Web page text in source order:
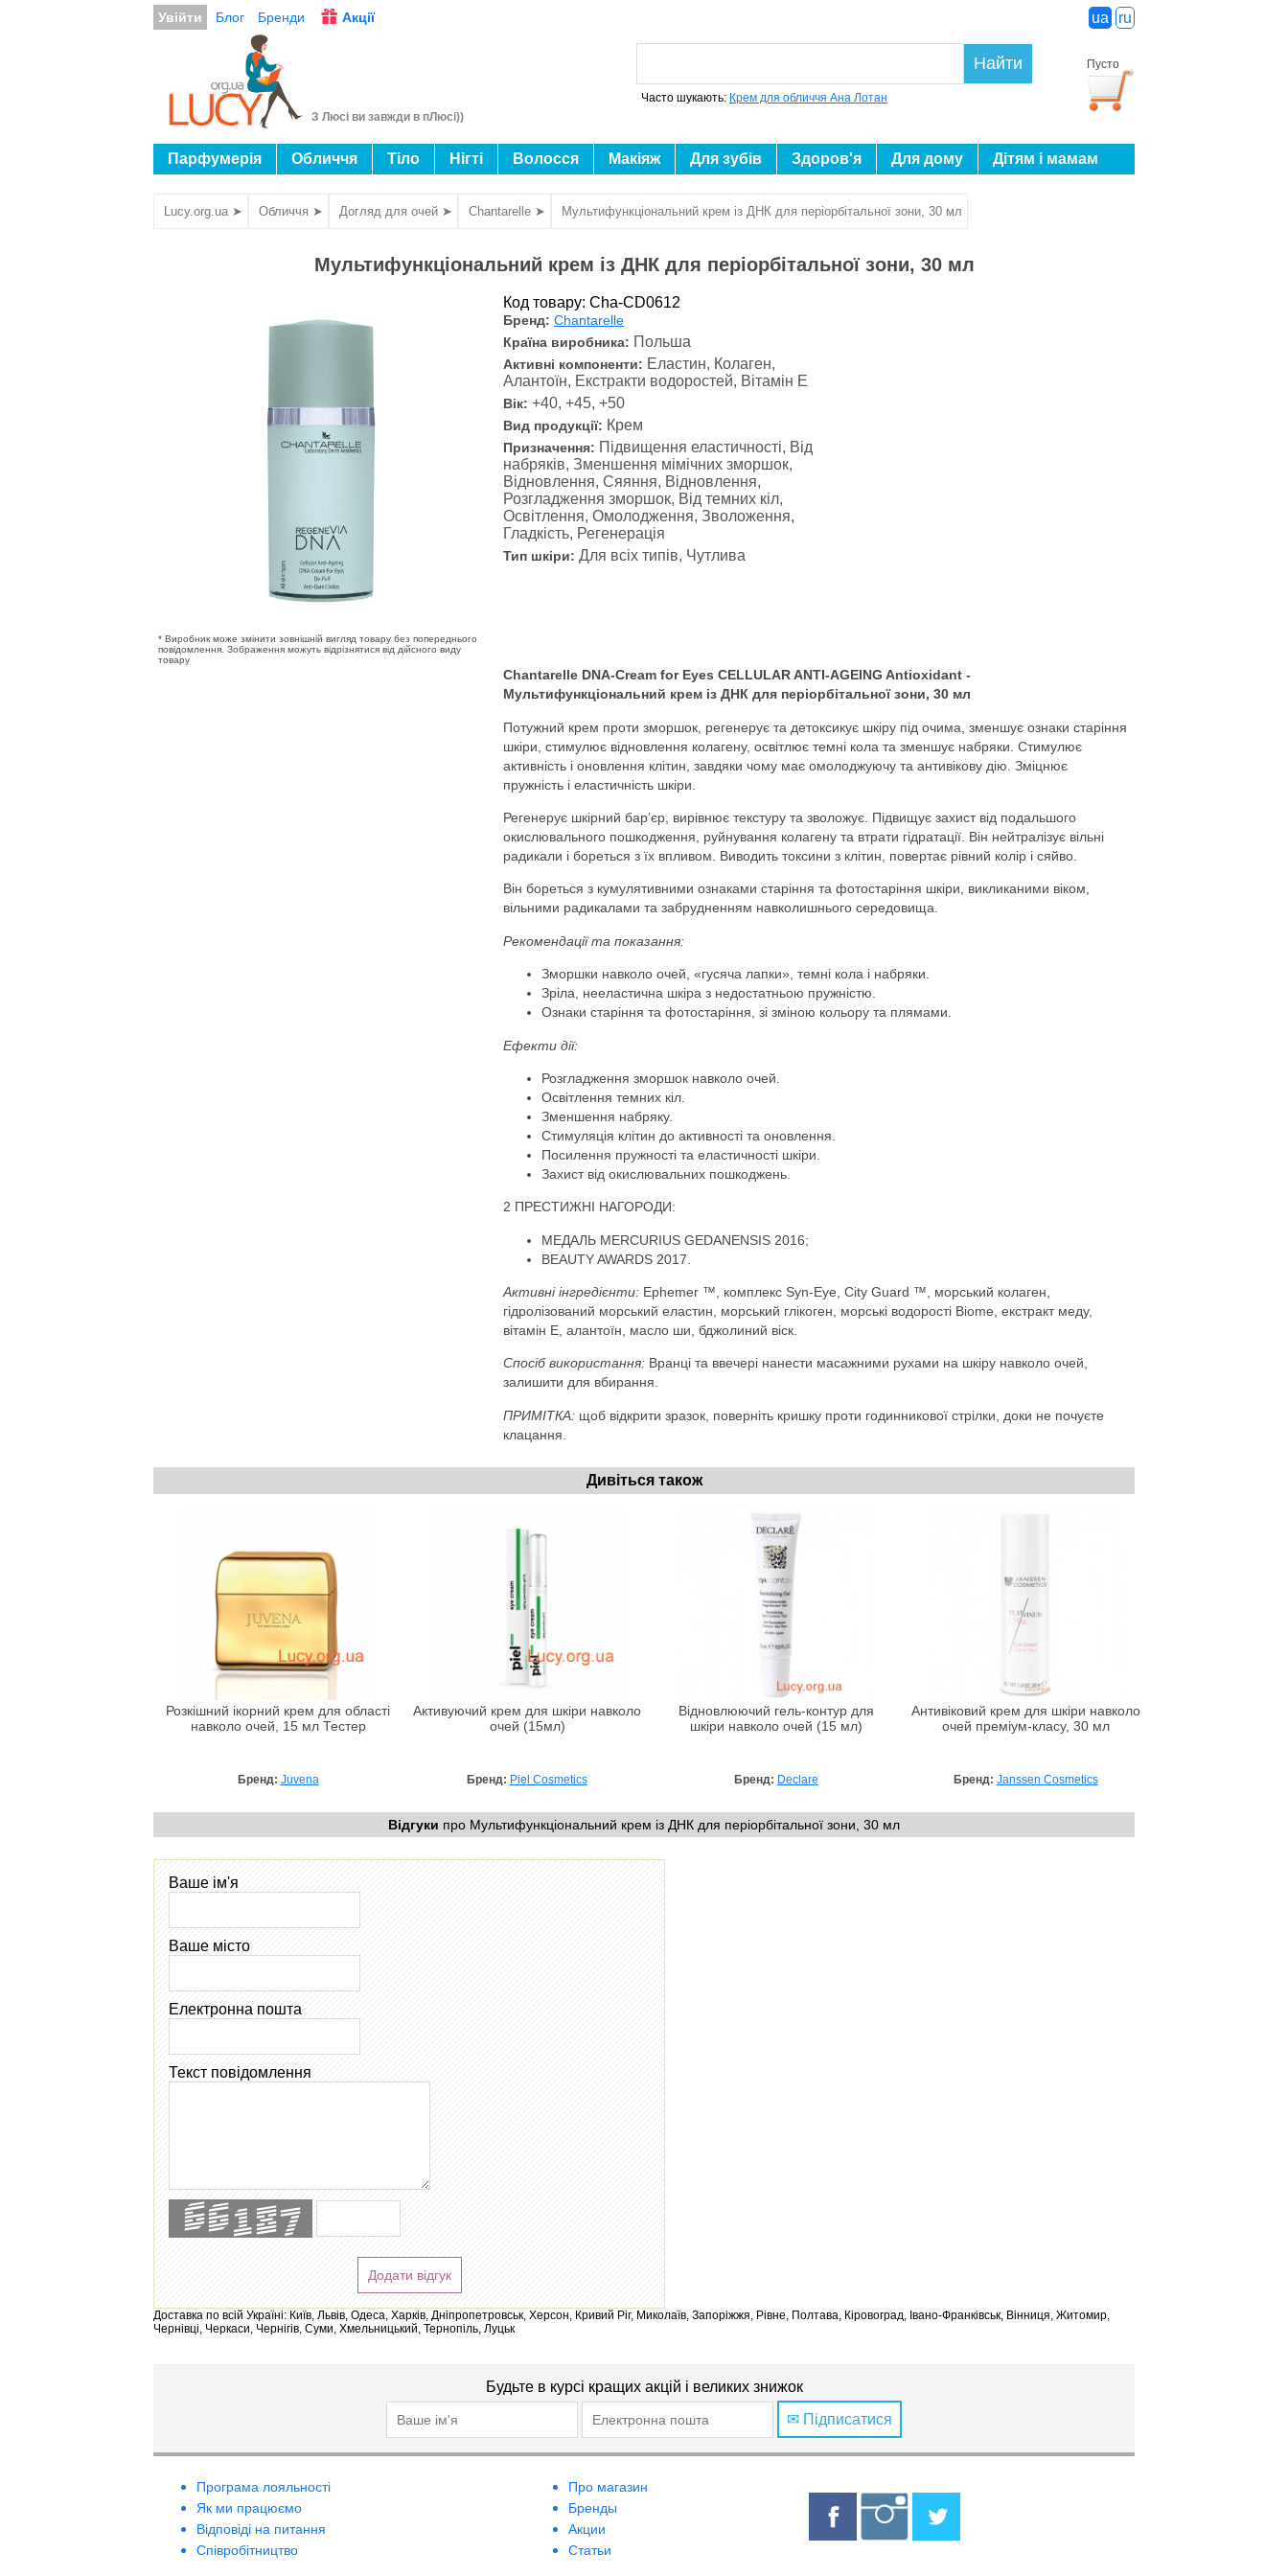
Увійти Блог Бренди Акції ua ru
З Люсі ви завжди в пЛюсі))
Пусто
Найти
Часто шукають: Крем для обличчя Ана Лотан
Парфумерія Обличчя Тіло Нігті Волосся Макіяж Для зубів Здоров'я Для дому Дітям і мамам
Lucy.org.ua ➤ Обличчя ➤ Догляд для очей ➤ Chantarelle ➤ Мультифункціональний крем із ДНК для періорбітальної зони, 30 мл
Мультифункціональний крем із ДНК для періорбітальної зони, 30 мл
* Виробник може змінити зовнішній вигляд товару без попереднього
повідомлення. Зображення можуть відрізнятися від дійсного виду
товару
Код товару: Cha-CD0612
Бренд: Chantarelle
Країна виробника: Польша
Активні компоненти: Еластин, Колаген,
Алантоїн, Екстракти водоростей, Вітамін Е
Вік: +40, +45, +50
Вид продукції: Крем
Призначення: Підвищення еластичності, Від
набряків, Зменшення мімічних зморшок,
Відновлення, Сяяння, Відновлення,
Розгладження зморшок, Від темних кіл,
Освітлення, Омолодження, Зволоження,
Гладкість, Регенерація
Тип шкіри: Для всіх типів, Чутлива
Chantarelle DNA-Cream for Eyes CELLULAR ANTI-AGEING Antioxidant -
Мультифункціональний крем із ДНК для періорбітальної зони, 30 мл
Потужний крем проти зморшок, регенерує та детоксикує шкіру під очима, зменшує ознаки старіння
шкіри, стимулює відновлення колагену, освітлює темні кола та зменшує набряки. Стимулює
активність і оновлення клітин, завдяки чому має омолоджуючу та антивікову дію. Зміцнює
пружність і еластичність шкіри.
Регенерує шкірний бар’єр, вирівнює текстуру та зволожує. Підвищує захист від подальшого
окислювального пошкодження, руйнування колагену та втрати гідратації. Він нейтралізує вільні
радикали і бореться з їх впливом. Виводить токсини з клітин, повертає рівний колір і сяйво.
Він бореться з кумулятивними ознаками старіння та фотостаріння шкіри, викликаними віком,
вільними радикалами та забрудненням навколишнього середовища.
Рекомендації та показання:
Зморшки навколо очей, «гусяча лапки», темні кола і набряки.
Зріла, нееластична шкіра з недостатньою пружністю.
Ознаки старіння та фотостаріння, зі зміною кольору та плямами.
Ефекти дії:
Розгладження зморшок навколо очей.
Освітлення темних кіл.
Зменшення набряку.
Стимуляція клітин до активності та оновлення.
Посилення пружності та еластичності шкіри.
Захист від окислювальних пошкоджень.
2 ПРЕСТИЖНІ НАГОРОДИ:
МЕДАЛЬ MERCURIUS GEDANENSIS 2016;
BEAUTY AWARDS 2017.
Активні інгредієнти: Ephemer ™, комплекс Syn-Eye, City Guard ™, морський колаген,
гідролізований морський еластин, морський глікоген, морські водорості Biome, екстракт меду,
вітамін Е, алантоїн, масло ши, бджолиний віск.
Спосіб використання: Вранці та ввечері нанести масажними рухами на шкіру навколо очей,
залишити для вбирання.
ПРИМІТКА: щоб відкрити зразок, поверніть кришку проти годинникової стрілки, доки не почуєте
клацання.
Дивіться також
Розкішний ікорний крем для області
навколо очей, 15 мл Тестер
Бренд: Juvena
Активуючий крем для шкіри навколо
очей (15мл)
Бренд: Piel Cosmetics
Відновлюючий гель-контур для
шкіри навколо очей (15 мл)
Бренд: Declare
Антивіковий крем для шкіри навколо
очей преміум-класу, 30 мл
Бренд: Janssen Cosmetics
Відгуки про Мультифункціональний крем із ДНК для періорбітальної зони, 30 мл
Ваше ім'я
Ваше місто
Електронна пошта
Текст повідомлення
Додати відгук
Доставка по всій Україні: Київ, Львів, Одеса, Харків, Дніпропетровськ, Херсон, Кривий Ріг, Миколаїв, Запоріжжя, Рівне, Полтава, Кіровоград, Івано-Франківськ, Вінниця, Житомир,
Чернівці, Черкаси, Чернігів, Суми, Хмельницький, Тернопіль, Луцьк
Будьте в курсі кращих акцій і великих знижок
✉ Підписатися
Програма лояльності
Як ми працюємо
Відповіді на питання
Співробітництво
Про магазин
Бренды
Акции
Статьи